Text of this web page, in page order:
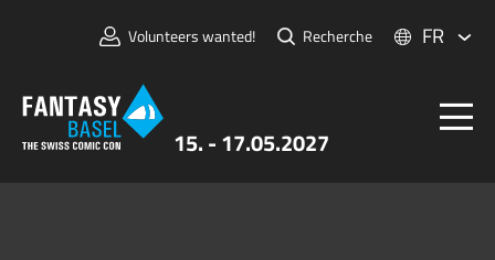
15. - 17.05.2027
Volunteers wanted! Recherche FR